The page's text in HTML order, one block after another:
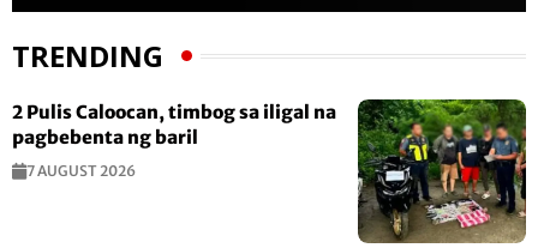
TRENDING
2 Pulis Caloocan, timbog sa iligal na
pagbebenta ng baril
7 AUGUST 2026